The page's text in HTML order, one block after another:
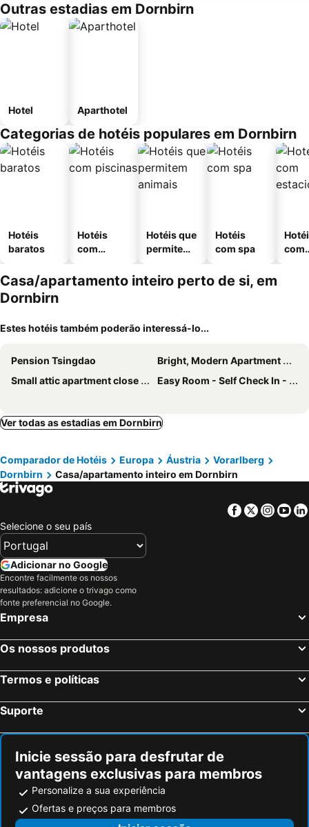
Outras estadias em Dornbirn
Hotel Aparthotel
Categorias de hotéis populares em Dornbirn
Hotéis
baratos
Hotéis
com
Hotéis que
permitem
Hotéis
com spa
com
Casa/apartamento inteiro perto de si, em
Dornbirn
Estes hotéis também poderão interessá-lo...
Pension Tsingdao
Bright, Modern Apartment On The Ach
Small attic apartment close to Lake and Mountains Fussach
Easy Room - Self Check In - Out
Ver todas as estadias em Dornbirn
Comparador de Hotéis Europa Áustria
Vorarlberg
Dornbirn
Casa/apartamento inteiro em Dornbirn
Facebook
Twitter
Selecione o seu país
Adicionar no Google
Encontre facilmente os nossos
resultados: adicione o trivago como
fonte preferencial no Google.
Empresa
Os nossos produtos
Termos e políticas
Suporte
Inicie sessão para desfrutar de
vantagens exclusivas para membros
Personalize a sua experiência
Ofertas e preços para membros